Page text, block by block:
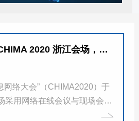
豪联科技 | 亮相CHIMA 2020 浙江会场，助力智慧医疗新时代
网络大会”（CHIMA2020）于
采用网络在线会议与现场会议